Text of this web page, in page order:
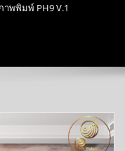
าพพิมพ์ PH9 V.1